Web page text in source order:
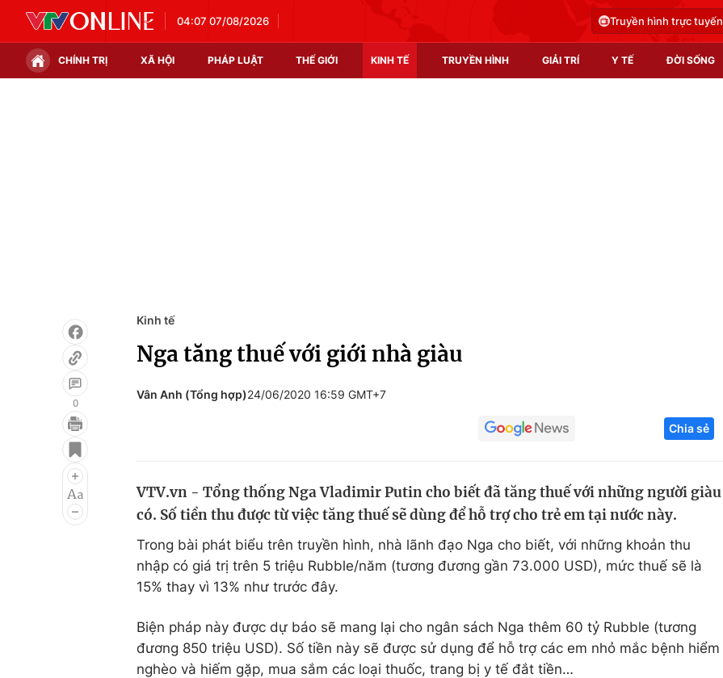
04:07 07/08/2026 Truyền hình trực tuyến
CHÍNH TRỊ XÃ HỘI PHÁP LUẬT THẾ GIỚI KINH TẾ TRUYỀN HÌNH GIẢI TRÍ Y TẾ ĐỜI SỐNG
Điện ảnh
Âm nhạc
Làm đẹp
Học trực tuyến
Công nghệ
Sản phẩm
Tư vấn
0
Kinh tế
Nga tăng thuế với giới nhà giàu
Vân Anh (Tổng hợp)24/06/2020 16:59 GMT+7
Chia sẻ
VTV.vn - Tổng thống Nga Vladimir Putin cho biết đã tăng thuế với những người giàu
có. Số tiền thu được từ việc tăng thuế sẽ dùng để hỗ trợ cho trẻ em tại nước này.
Trong bài phát biểu trên truyền hình, nhà lãnh đạo Nga cho biết, với những khoản thu
nhập có giá trị trên 5 triệu Rubble/năm (tương đương gần 73.000 USD), mức thuế sẽ là
15% thay vì 13% như trước đây.
Biện pháp này được dự báo sẽ mang lại cho ngân sách Nga thêm 60 tỷ Rubble (tương
đương 850 triệu USD). Số tiền này sẽ được sử dụng để hỗ trợ các em nhỏ mắc bệnh hiểm
nghèo và hiếm gặp, mua sắm các loại thuốc, trang bị y tế đắt tiền…